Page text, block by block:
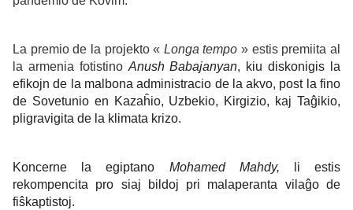
La premio de la projekto « Longa tempo » estis premiita al
la armenia fotistino Anush Babajanyan, kiu diskonigis la
efikojn de la malbona administracio de la akvo, post la fino
de Sovetunio en Kazaĥio, Uzbekio, Kirgizio, kaj Taĝikio,
pligravigita de la klimata krizo.
Koncerne la egiptano Mohamed Mahdy, li estis
rekompencita pro siaj bildoj pri malaperanta vilaĝo de
fiŝkaptistoj.